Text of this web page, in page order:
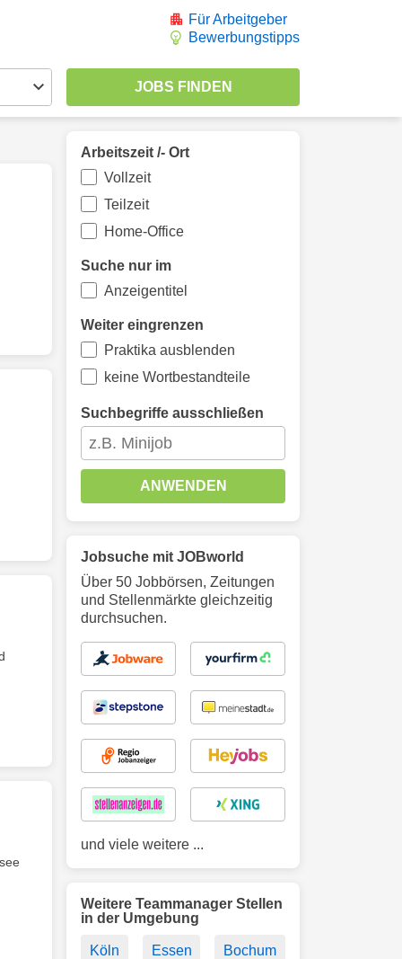
Für Arbeitgeber
Bewerbungstipps
Arbeitszeit /- Ort
Vollzeit
Teilzeit
Home-Office
Suche nur im
Anzeigentitel
Weiter eingrenzen
Praktika ausblenden
keine Wortbestandteile
Suchbegriffe ausschließen
ANWENDEN
Jobsuche mit JOBworld
Über 50 Jobbörsen, Zeitungen
und Stellenmärkte gleichzeitig
durchsuchen.
und viele weitere ...
Weitere Teammanager Stellen
in der Umgebung
Köln Essen Bochum